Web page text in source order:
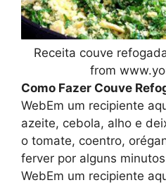
Receita couve
from
Como Fazer Couve
WebEm um recipiente
azeite, cebola, alho e
o tomate, coentro,
ferver por alguns
WebEm um recipiente